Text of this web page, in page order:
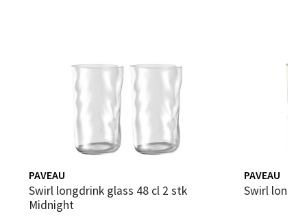
PAVEAU
Swirl longdrink glass 48 cl 2 stk
Midnight
PAVEAU
Swirl
Bergen - Oasen Senter
Folke Bernadottes vei 52, 5147 Fyllingsdalen
Åpent i dag 10-21
0 i butikk
Velg